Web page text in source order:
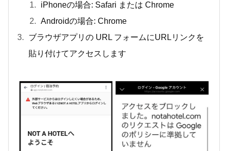
iPhoneの場合: Safari または Chrome
Androidの場合: Chrome
ブラウザアプリの URL フォームにURLリンクを
貼り付けてアクセスします